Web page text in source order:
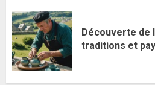
Découverte de
traditions et